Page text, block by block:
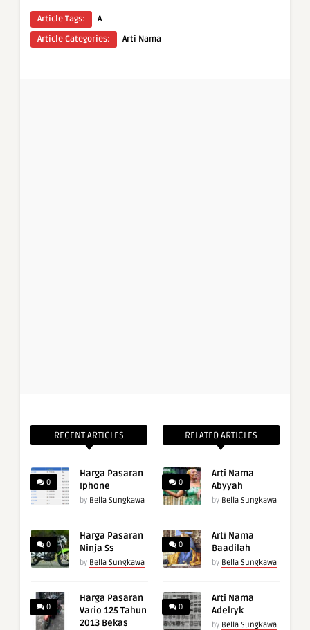
Article Tags:
A
Article Categories:
Arti Nama
RECENT ARTICLES
0
Harga Pasaran
Iphone
by Bella Sungkawa
0
Harga Pasaran
Ninja Ss
by Bella Sungkawa
0
Harga Pasaran
Vario 125 Tahun
2013 Bekas
RELATED ARTICLES
0
Arti Nama
Abyyah
by Bella Sungkawa
0
Arti Nama
Baadilah
by Bella Sungkawa
0
Arti Nama
Adelryk
by Bella Sungkawa